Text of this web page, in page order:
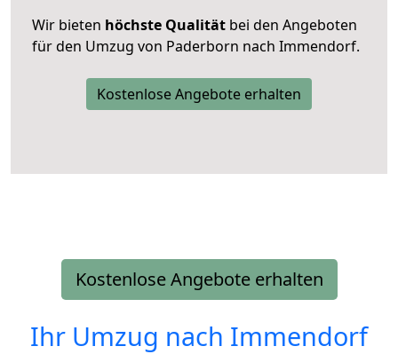
Wir bieten höchste Qualität bei den Angeboten
für den Umzug von Paderborn nach Immendorf.
Kostenlose Angebote erhalten
Kostenlose Angebote erhalten
Ihr Umzug nach Immendorf